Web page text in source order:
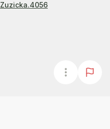
Zuzicka.4056